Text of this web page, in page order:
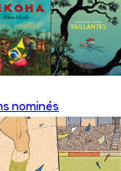
nominés